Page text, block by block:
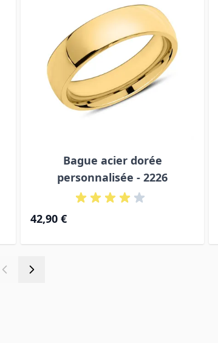
Bague acier dorée
personnalisée - 2226
42,90 €